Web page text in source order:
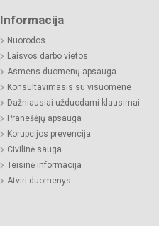
Informacija
Nuorodos
Laisvos darbo vietos
Asmens duomenų apsauga
Konsultavimasis su visuomene
Dažniausiai užduodami klausimai
Pranešėjų apsauga
Korupcijos prevencija
Civilinė sauga
Teisinė informacija
Atviri duomenys